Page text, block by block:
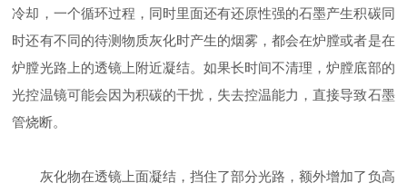
冷却，一个循环过程，同时里面还有还原性强的石墨产生积碳同
时还有不同的待测物质灰化时产生的烟雾，都会在炉膛或者是在
炉膛光路上的透镜上附近凝结。如果长时间不清理，炉膛底部的
光控温镜可能会因为积碳的干扰，失去控温能力，直接导致石墨
管烧断。
灰化物在透镜上面凝结，挡住了部分光路，额外增加了负高